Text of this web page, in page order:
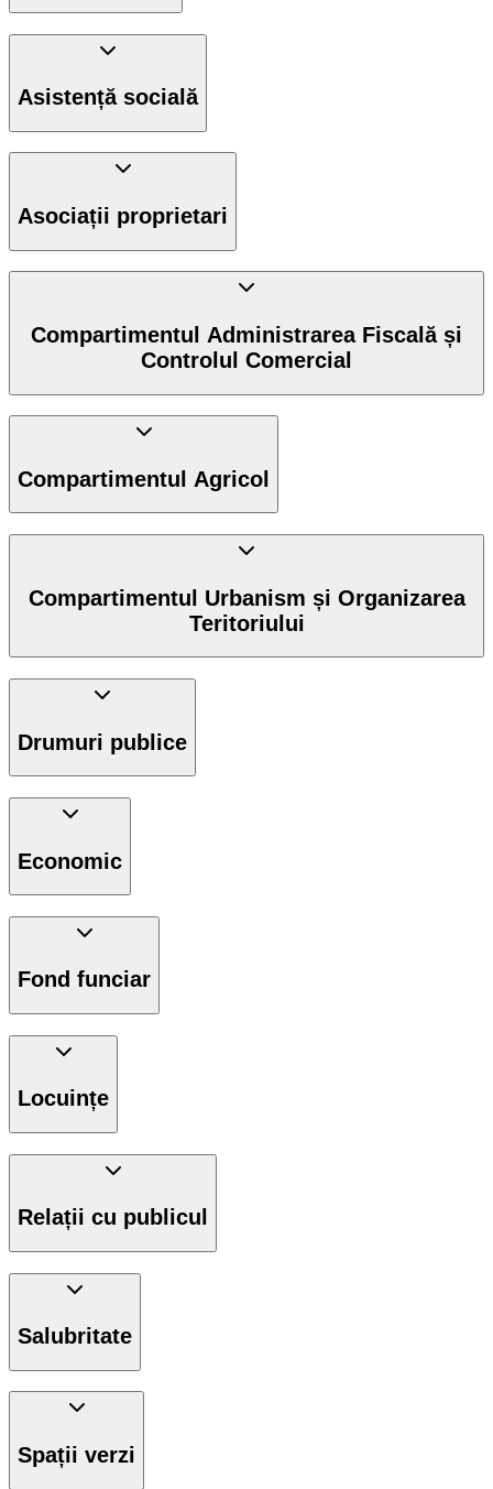
Asistență socială
Asociații proprietari
Compartimentul Administrarea Fiscală și
Controlul Comercial
Compartimentul Agricol
Compartimentul Urbanism și Organizarea
Teritoriului
Drumuri publice
Economic
Fond funciar
Locuințe
Relații cu publicul
Salubritate
Spații verzi